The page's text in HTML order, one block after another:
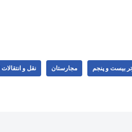
بیست و پنجم مجارستان نقل و